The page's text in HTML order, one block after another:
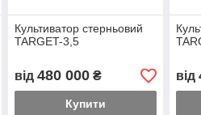
Культиватор стерньовий
TARGET-3,5
від 480 000₴
Купити
від